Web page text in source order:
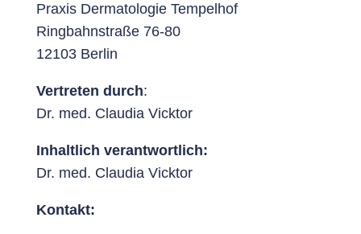
Praxis Dermatologie Tempelhof
Ringbahnstraße 76-80
12103 Berlin
Vertreten durch:
Dr. med. Claudia Vicktor
Inhaltlich verantwortlich:
Dr. med. Claudia Vicktor
Kontakt: